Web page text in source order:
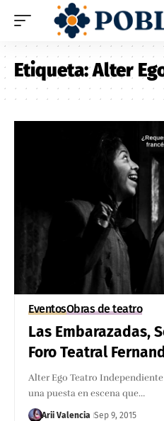
Etiqueta:Alter
EventosObras de teatro
Las Embarazadas,
Foro Teatral
Alter Ego Teatro
una puesta en escena que…
Arii Valencia Sep 9, 2015